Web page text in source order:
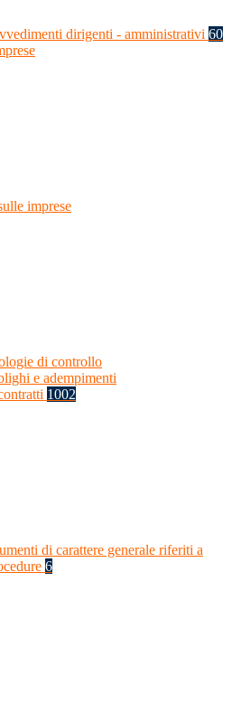
dirigenti - amministrativi 60
imprese
di controllo
e adempimenti
1002
di carattere generale riferiti a
6